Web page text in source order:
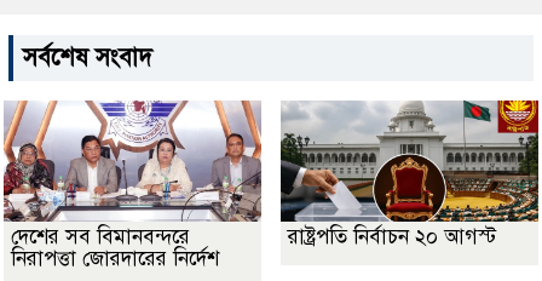
সর্বশেষ সংবাদ
দেশের সব বিমানবন্দরে
নিরাপত্তা জোরদারের নির্দেশ
রাষ্ট্রপতি নির্বাচন ২০ আগস্ট